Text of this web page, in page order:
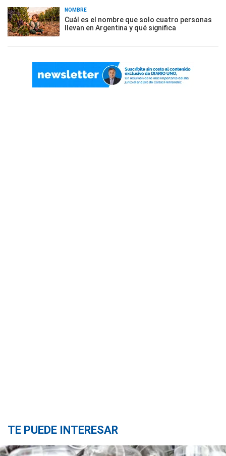
NOMBRE
Cuál es el nombre que solo cuatro personas
llevan en Argentina y qué significa
TE PUEDE INTERESAR